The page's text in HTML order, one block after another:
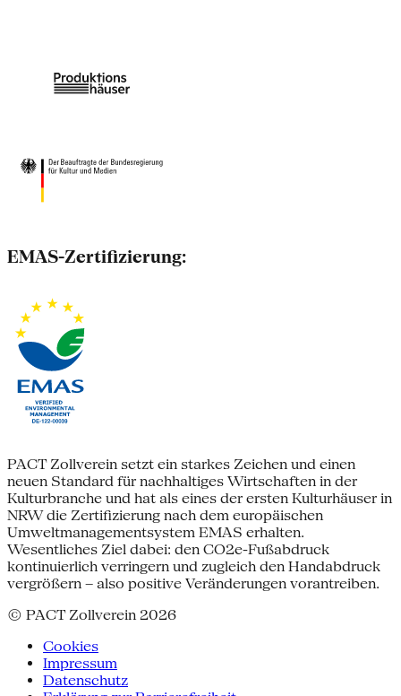
EMAS-Zertifizierung:
PACT Zollverein setzt ein starkes Zeichen und einen
neuen Standard für nachhaltiges Wirtschaften in der
Kulturbranche und hat als eines der ersten Kulturhäuser in
NRW die Zertifizierung nach dem europäischen
Umweltmanagementsystem EMAS erhalten.
Wesentliches Ziel dabei: den CO2e-Fußabdruck
kontinuierlich verringern und zugleich den Handabdruck
vergrößern – also positive Veränderungen vorantreiben.
© PACT Zollverein 2026
Cookies
Impressum
Datenschutz